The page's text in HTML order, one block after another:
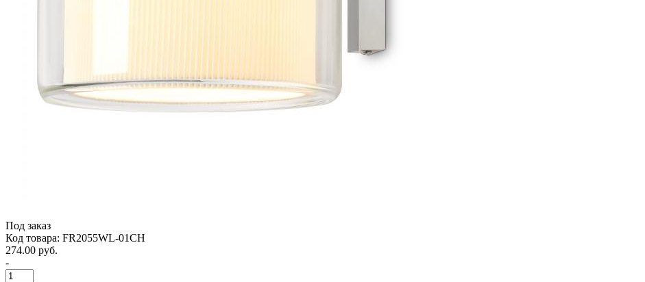
Под заказ
Код товара: FR2055WL-01CH
274.00 руб.
-